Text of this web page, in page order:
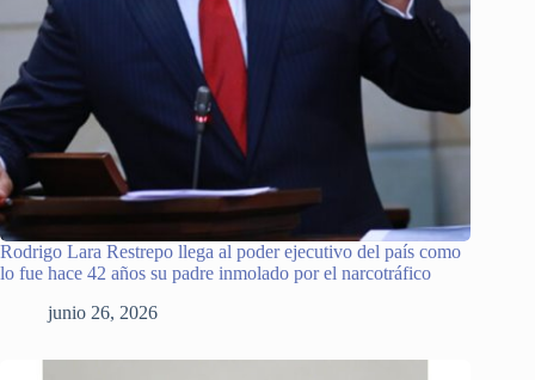
Rodrigo Lara Restrepo llega al poder ejecutivo del país como
lo fue hace 42 años su padre inmolado por el narcotráfico
junio 26, 2026